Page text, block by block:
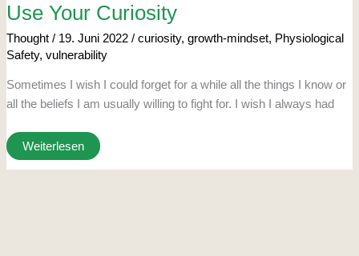
Use Your Curiosity
Thought / 19. Juni 2022/curiosity,growth-mindset, Physiological
Safety,vulnerability
Sometimes I wish I could forget for a while all the things I know or
all the beliefs I am usually willing to fight for. I wish I always had
Weiterlesen